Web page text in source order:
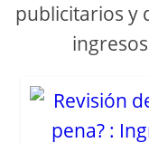
publicitarios y